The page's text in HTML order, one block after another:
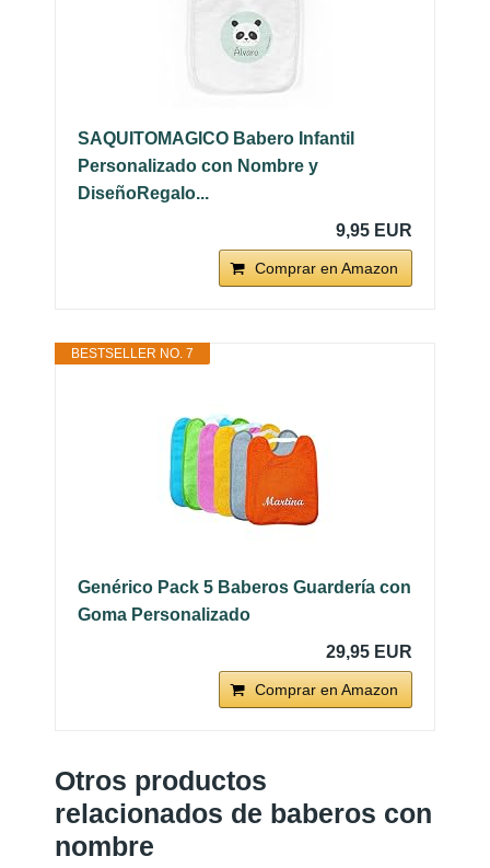
SAQUITOMAGICO Babero Infantil
Personalizado con Nombre y
DiseñoRegalo...
9,95 EUR
Comprar en Amazon
BESTSELLER NO. 7
Genérico Pack 5 Baberos Guardería con
Goma Personalizado
29,95 EUR
Comprar en Amazon
Otros productos
relacionados de baberos con
nombre